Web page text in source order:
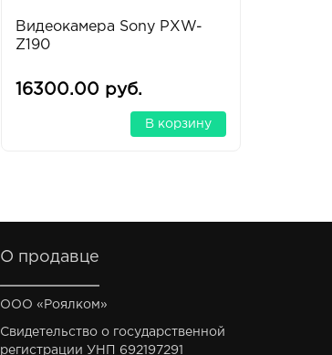
Видеокамера Sony PXW-
Z190
16300.00 руб.
В корзину
О продавце
ООО «Роялком»
Свидетельство о государственной
регистрации УНП 692197291